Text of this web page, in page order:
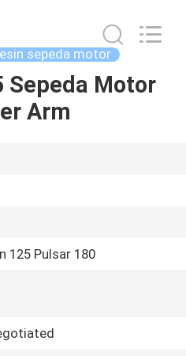
sepeda motor
Sepeda Motor
Arm
125 Pulsar 180